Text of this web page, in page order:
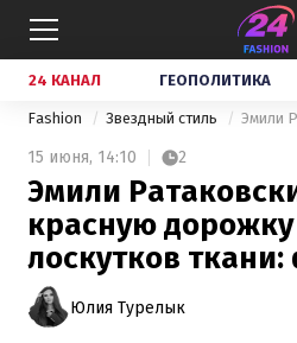
24 КАНАЛ ГЕОПОЛИТИКА
Fashion Звездный стиль
15 июня, 14:10 2
Эмили
красную дорожку
лоскутков
Юлия Турелык